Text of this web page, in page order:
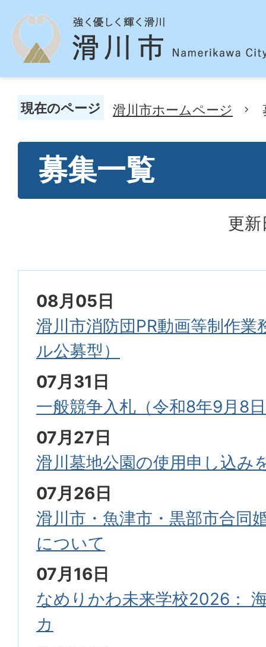
現在のページ 滑川市ホームページ
募集一覧
更
08月05日
滑川市消防団PR動画等制作
ル公募型）
07月31日
一般競争入札（令和8年9月8
07月27日
滑川墓地公園の使用申し込み
07月26日
滑川市・魚津市・黒部市合同
について
07月16日
なめりかわ未来学校2026：
カ